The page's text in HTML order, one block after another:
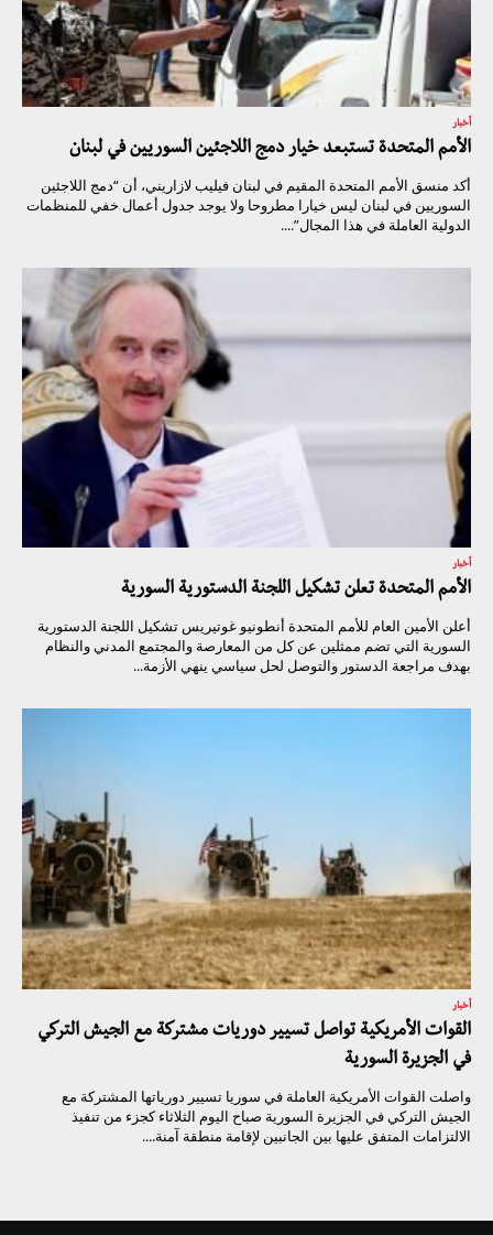
أخبار
الأمم المتحدة تستبعد خيار دمج اللاجئين السوريين في لبنان
أكد منسق الأمم المتحدة المقيم في لبنان فيليب لازاريني، أن “دمج اللاجئين
السوريين في لبنان ليس خيارا مطروحا ولا يوجد جدول أعمال خفي للمنظمات
الدولية العاملة في هذا المجال”....
أخبار
الأمم المتحدة تعلن تشكيل اللجنة الدستورية السورية
أعلن الأمين العام للأمم المتحدة أنطونيو غوتيريس تشكيل اللجنة الدستورية
السورية التي تضم ممثلين عن كل من المعارصة والمجتمع المدني والنظام
بهدف مراجعة الدستور والتوصل لحل سياسي ينهي الأزمة...
أخبار
القوات الأمريكية تواصل تسيير دوريات مشتركة مع الجيش التركي
في الجزيرة السورية
واصلت القوات الأمريكية العاملة في سوريا تسيير دورياتها المشتركة مع
الجيش التركي في الجزيرة السورية صباح اليوم الثلاثاء كجزء من تنفيذ
الالتزامات المتفق عليها بين الجانبين لإقامة منطقة آمنة....